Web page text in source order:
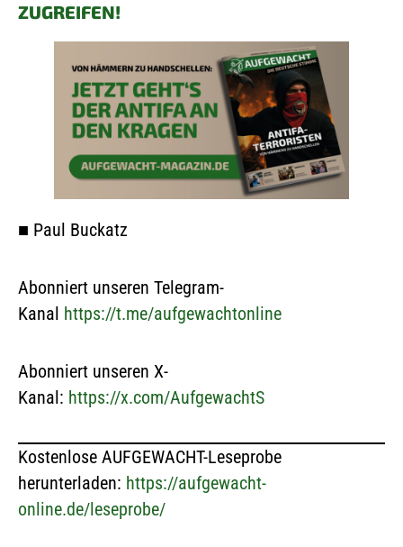
ZUGREIFEN!
■ Paul Buckatz
Abonniert unseren Telegram-
Kanal https://t.me/aufgewachtonline
Abonniert unseren X-
Kanal: https://x.com/AufgewachtS
Kostenlose AUFGEWACHT-Leseprobe
herunterladen: https://aufgewacht-
online.de/leseprobe/